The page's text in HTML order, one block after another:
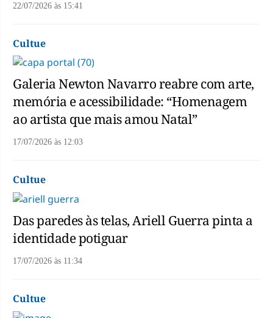
22/07/2026 às 15:41
Cultue
Galeria Newton Navarro reabre com arte,
memória e acessibilidade: “Homenagem
ao artista que mais amou Natal”
17/07/2026 às 12:03
Cultue
Das paredes às telas, Ariell Guerra pinta a
identidade potiguar
17/07/2026 às 11:34
Cultue